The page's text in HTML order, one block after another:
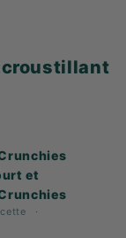
croustillant
et